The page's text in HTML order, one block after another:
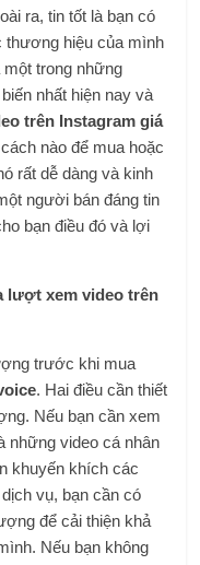
ra, tin tốt là bạn có
thương hiệu của mình
một trong những
nhất hiện nay và
trên Instagram giá
nào để mua hoặc
rất dễ dàng và kinh
người bán đáng tin
bạn điều đó và lợi
lượt xem video trên
trước khi mua
. Hai điều cần thiết
Nếu bạn cần xem
những video cá nhân
khuyến khích các
vụ, bạn cần có
để cải thiện khả
Nếu bạn không